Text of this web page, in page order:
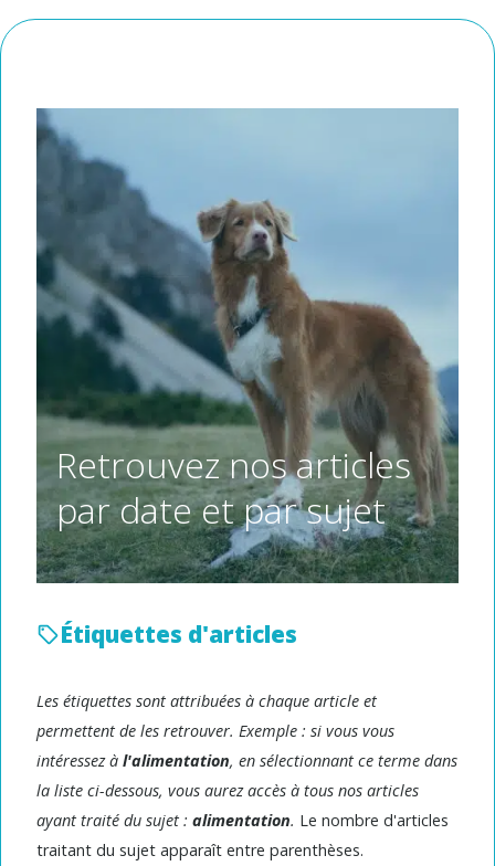
Retrouvez nos articles
par date et par sujet
Étiquettes d'articles
Les étiquettes sont attribuées à chaque article et
permettent de les retrouver. Exemple : si vous vous
intéressez à l'alimentation, en sélectionnant ce terme dans
la liste ci-dessous, vous aurez accès à tous nos articles
ayant traité du sujet : alimentation. Le nombre d'articles
traitant du sujet apparaît entre parenthèses.